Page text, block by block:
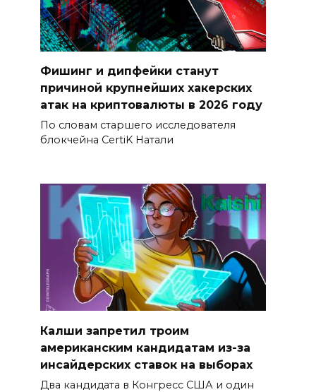
Фишинг и дипфейки станут
причиной крупнейших хакерских
атак на криптовалюты в 2026 году
По словам старшего исследователя
блокчейна CertiK Натали
Калши запретил троим
американским кандидатам из-за
инсайдерских ставок на выборах
Два кандидата в Конгресс США и один